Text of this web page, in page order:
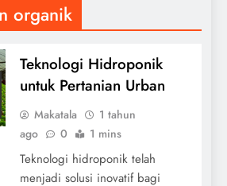
organik
Teknologi Hidroponik
untuk Pertanian Urban
Makatala
1 tahun
ago
0 1 mins
Teknologi hidroponik telah
menjadi solusi inovatif bagi